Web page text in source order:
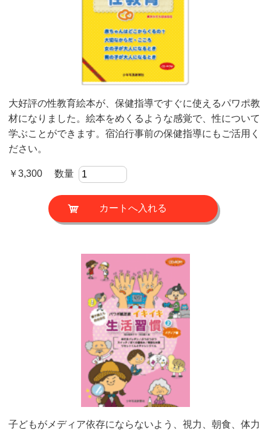
大好評の性教育絵本が、保健指導ですぐに使えるパワポ教
材になりました。絵本をめくるような感覚で、性について
学ぶことができます。宿泊行事前の保健指導にもご活用く
ださい。
￥3,300 数量
子どもがメディア依存にならないよう、視力、朝食、体力